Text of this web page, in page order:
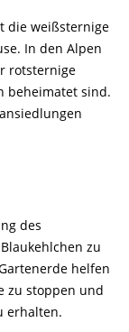
die weißsternige
In den Alpen
rotsternige
beheimatet sind.
des
zu
helfen
zu stoppen und
erhalten.